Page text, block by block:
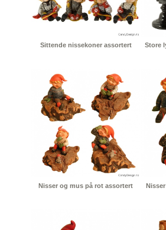
Sittende nissekoner assortert Store
Nisser og mus på rot assortert